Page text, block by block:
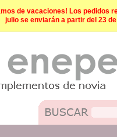
de vacaciones! Los pedidos
julio se enviarán a partir del 23